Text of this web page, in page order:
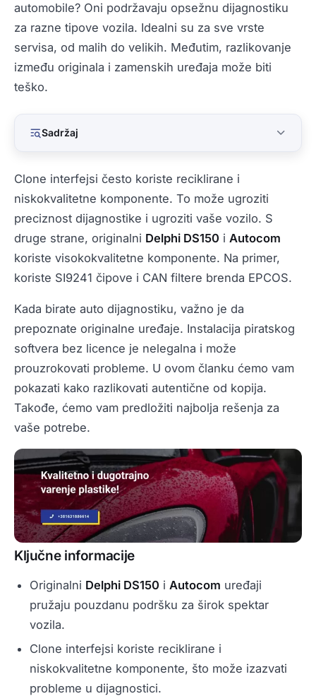
automobile? Oni podržavaju opsežnu dijagnostiku
za razne tipove vozila. Idealni su za sve vrste
servisa, od malih do velikih. Međutim, razlikovanje
između originala i zamenskih uređaja može biti
teško.
Sadržaj
Clone interfejsi često koriste reciklirane i
niskokvalitetne komponente. To može ugroziti
preciznost dijagnostike i ugroziti vaše vozilo. S
druge strane, originalni Delphi DS150 i Autocom
koriste visokokvalitetne komponente. Na primer,
koriste SI9241 čipove i CAN filtere brenda EPCOS.
Kada birate auto dijagnostiku, važno je da
prepoznate originalne uređaje. Instalacija piratskog
softvera bez licence je nelegalna i može
prouzrokovati probleme. U ovom članku ćemo vam
pokazati kako razlikovati autentične od kopija.
Takođe, ćemo vam predložiti najbolja rešenja za
vaše potrebe.
Ključne informacije
Originalni Delphi DS150 i Autocom uređaji
pružaju pouzdanu podršku za širok spektar
vozila.
Clone interfejsi koriste reciklirane i
niskokvalitetne komponente, što može izazvati
probleme u dijagnostici.